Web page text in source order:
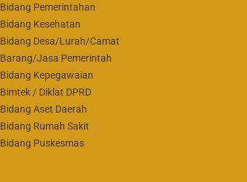
Bidang Pemerintahan
Bidang Kesehatan
Bidang Desa/Lurah/Camat
Barang/Jasa Pemerintah
Bidang Kepegawaian
Bimtek / Diklat DPRD
Bidang Aset Daerah
Bidang Rumah Sakit
Bidang Puskesmas